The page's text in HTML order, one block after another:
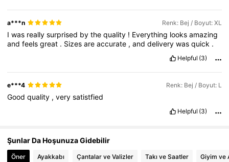
4,55 15K Takipçiler
4,55 15K Takipçiler
a***n Renk: Bej / Boyut: XL
Iwas reallysurprised bythequality ! Everything looksamazing
andfeelsgreat . Sizesareaccurate ,anddeliverywasquick .
Helpful (3)
e***4 Renk: Bej / Boyut: L
Goodquality ,verysatistfied
Helpful (3)
Şunlar Da Hoşunuza Gidebilir
Öner Ayakkabı Çantalar ve Valizler Takı ve Saatler Giyim ve